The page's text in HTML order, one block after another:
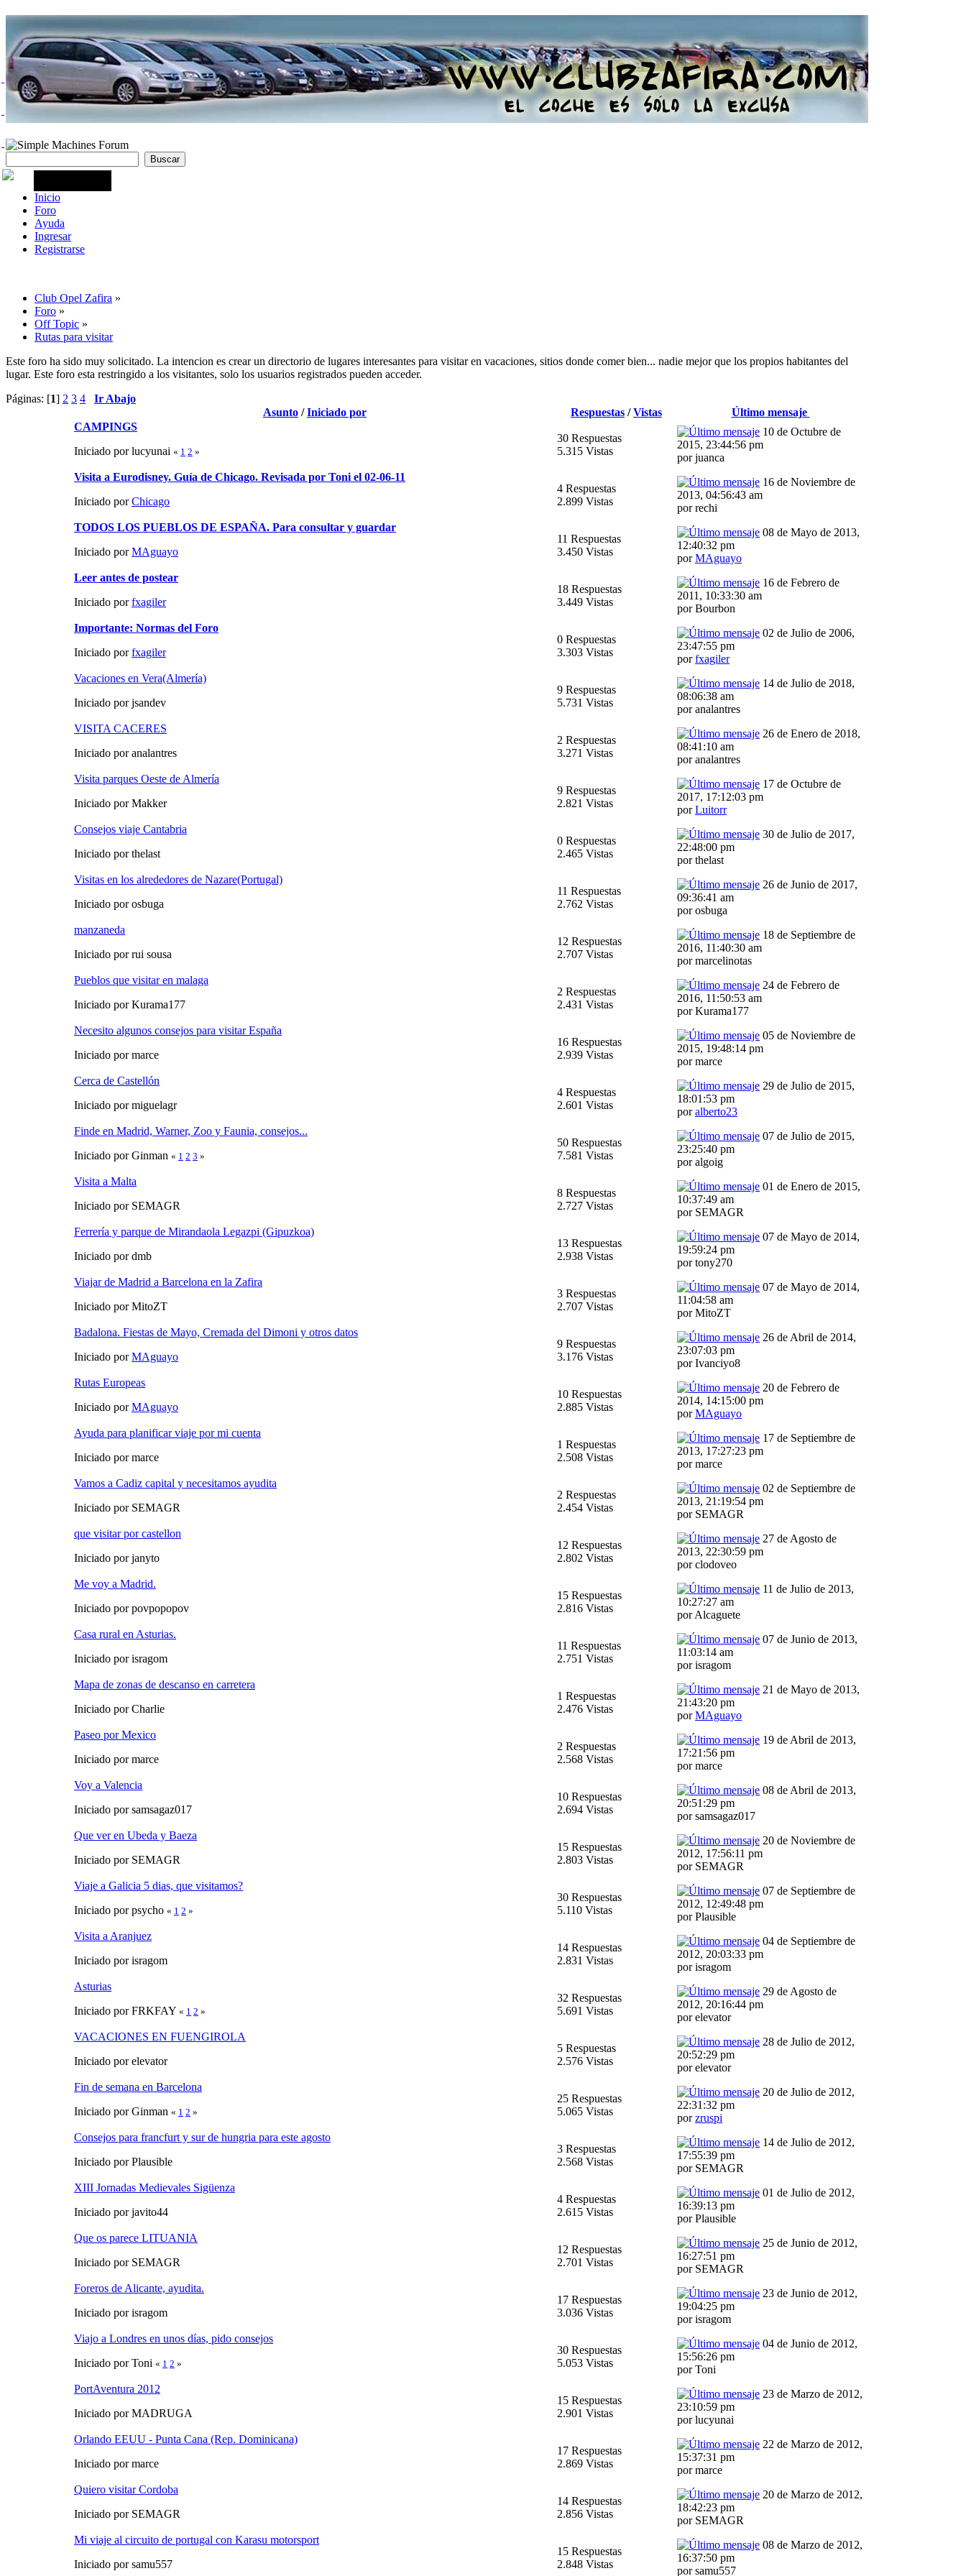
Inicio
Foro
Ayuda
Ingresar
Registrarse
Club Opel Zafira »
Foro »
Off Topic »
Rutas para visitar
Este foro ha sido muy solicitado. La intencion es crear un directorio de lugares interesantes para visitar en vacaciones, sitios donde comer bien... nadie mejor que los propios habitantes del
lugar. Este foro esta restringido a los visitantes, solo los usuarios registrados pueden acceder.
Páginas: [1] 2 3 4
Ir Abajo
Asunto /Iniciado por Respuestas /Vistas
Último mensaje
CAMPINGS
Iniciado por lucyunai « 1 2 »
30 Respuestas
5.315 Vistas
10 de Octubre de
2015, 23:44:56 pm
por juanca
Visita a Eurodisney. Guía de Chicago. Revisada por Toni el 02-06-11
Iniciado porChicago
4 Respuestas
2.899 Vistas
16 de Noviembre de
2013, 04:56:43 am
por rechi
TODOS LOS PUEBLOS DE ESPAÑA. Para consultar y guardar
Iniciado porMAguayo
11 Respuestas
3.450 Vistas
08 de Mayo de 2013,
12:40:32 pm
porMAguayo
Leer antes de postear
Iniciado porfxagiler
18 Respuestas
3.449 Vistas
16 de Febrero de
2011, 10:33:30 am
por Bourbon
Importante: Normas del Foro
Iniciado porfxagiler
0 Respuestas
3.303 Vistas
02 de Julio de 2006,
23:47:55 pm
porfxagiler
Vacaciones en Vera(Almería)
Iniciado por jsandev
9 Respuestas
5.731 Vistas
14 de Julio de 2018,
08:06:38 am
por analantres
VISITA CACERES
Iniciado por analantres
2 Respuestas
3.271 Vistas
26 de Enero de 2018,
08:41:10 am
por analantres
Visita parques Oeste de Almería
Iniciado por Makker
9 Respuestas
2.821 Vistas
17 de Octubre de
2017, 17:12:03 pm
porLuitorr
Consejos viaje Cantabria
Iniciado por thelast
0 Respuestas
2.465 Vistas
30 de Julio de 2017,
22:48:00 pm
por thelast
Visitas en los alrededores de Nazare(Portugal)
Iniciado por osbuga
11 Respuestas
2.762 Vistas
26 de Junio de 2017,
09:36:41 am
por osbuga
manzaneda
Iniciado por rui sousa
12 Respuestas
2.707 Vistas
18 de Septiembre de
2016, 11:40:30 am
por marcelinotas
Pueblos que visitar en malaga
Iniciado por Kurama177
2 Respuestas
2.431 Vistas
24 de Febrero de
2016, 11:50:53 am
por Kurama177
Necesito algunos consejos para visitar España
Iniciado por marce
16 Respuestas
2.939 Vistas
05 de Noviembre de
2015, 19:48:14 pm
por marce
Cerca de Castellón
Iniciado por miguelagr
4 Respuestas
2.601 Vistas
29 de Julio de 2015,
18:01:53 pm
poralberto23
Finde en Madrid, Warner, Zoo y Faunia, consejos...
Iniciado por Ginman « 1 2 3 »
50 Respuestas
7.581 Vistas
07 de Julio de 2015,
23:25:40 pm
por algoig
Visita a Malta
Iniciado por SEMAGR
8 Respuestas
2.727 Vistas
01 de Enero de 2015,
10:37:49 am
por SEMAGR
Ferrería y parque de Mirandaola Legazpi (Gipuzkoa)
Iniciado por dmb
13 Respuestas
2.938 Vistas
07 de Mayo de 2014,
19:59:24 pm
por tony270
Viajar de Madrid a Barcelona en la Zafira
Iniciado por MitoZT
3 Respuestas
2.707 Vistas
07 de Mayo de 2014,
11:04:58 am
por MitoZT
Badalona. Fiestas de Mayo, Cremada del Dimoni y otros datos
Iniciado porMAguayo
9 Respuestas
3.176 Vistas
26 de Abril de 2014,
23:07:03 pm
por Ivanciyo8
Rutas Europeas
Iniciado porMAguayo
10 Respuestas
2.885 Vistas
20 de Febrero de
2014, 14:15:00 pm
porMAguayo
Ayuda para planificar viaje por mi cuenta
Iniciado por marce
1 Respuestas
2.508 Vistas
17 de Septiembre de
2013, 17:27:23 pm
por marce
Vamos a Cadiz capital y necesitamos ayudita
Iniciado por SEMAGR
2 Respuestas
2.454 Vistas
02 de Septiembre de
2013, 21:19:54 pm
por SEMAGR
que visitar por castellon
Iniciado por janyto
12 Respuestas
2.802 Vistas
27 de Agosto de
2013, 22:30:59 pm
por clodoveo
Me voy a Madrid.
Iniciado por povpopopov
15 Respuestas
2.816 Vistas
11 de Julio de 2013,
10:27:27 am
por Alcaguete
Casa rural en Asturias.
Iniciado por isragom
11 Respuestas
2.751 Vistas
07 de Junio de 2013,
11:03:14 am
por isragom
Mapa de zonas de descanso en carretera
Iniciado por Charlie
1 Respuestas
2.476 Vistas
21 de Mayo de 2013,
21:43:20 pm
porMAguayo
Paseo por Mexico
Iniciado por marce
2 Respuestas
2.568 Vistas
19 de Abril de 2013,
17:21:56 pm
por marce
Voy a Valencia
Iniciado por samsagaz017
10 Respuestas
2.694 Vistas
08 de Abril de 2013,
20:51:29 pm
por samsagaz017
Que ver en Ubeda y Baeza
Iniciado por SEMAGR
15 Respuestas
2.803 Vistas
20 de Noviembre de
2012, 17:56:11 pm
por SEMAGR
Viaje a Galicia 5 dias, que visitamos?
Iniciado por psycho « 1 2 »
30 Respuestas
5.110 Vistas
07 de Septiembre de
2012, 12:49:48 pm
por Plausible
Visita a Aranjuez
Iniciado por isragom
14 Respuestas
2.831 Vistas
04 de Septiembre de
2012, 20:03:33 pm
por isragom
Asturias
Iniciado por FRKFAY « 1 2 »
32 Respuestas
5.691 Vistas
29 de Agosto de
2012, 20:16:44 pm
por elevator
VACACIONES EN FUENGIROLA
Iniciado por elevator
5 Respuestas
2.576 Vistas
28 de Julio de 2012,
20:52:29 pm
por elevator
Fin de semana en Barcelona
Iniciado por Ginman « 1 2 »
25 Respuestas
5.065 Vistas
20 de Julio de 2012,
22:31:32 pm
porzruspi
Consejos para francfurt y sur de hungria para este agosto
Iniciado por Plausible
3 Respuestas
2.568 Vistas
14 de Julio de 2012,
17:55:39 pm
por SEMAGR
XIII Jornadas Medievales Sigüenza
Iniciado por javito44
4 Respuestas
2.615 Vistas
01 de Julio de 2012,
16:39:13 pm
por Plausible
Que os parece LITUANIA
Iniciado por SEMAGR
12 Respuestas
2.701 Vistas
25 de Junio de 2012,
16:27:51 pm
por SEMAGR
Foreros de Alicante, ayudita.
Iniciado por isragom
17 Respuestas
3.036 Vistas
23 de Junio de 2012,
19:04:25 pm
por isragom
Viajo a Londres en unos días, pido consejos
Iniciado por Toni « 1 2 »
30 Respuestas
5.053 Vistas
04 de Junio de 2012,
15:56:26 pm
por Toni
PortAventura 2012
Iniciado por MADRUGA
15 Respuestas
2.901 Vistas
23 de Marzo de 2012,
23:10:59 pm
por lucyunai
Orlando EEUU - Punta Cana (Rep. Dominicana)
Iniciado por marce
17 Respuestas
2.869 Vistas
22 de Marzo de 2012,
15:37:31 pm
por marce
Quiero visitar Cordoba
Iniciado por SEMAGR
14 Respuestas
2.856 Vistas
20 de Marzo de 2012,
18:42:23 pm
por SEMAGR
Mi viaje al circuito de portugal con Karasu motorsport
Iniciado por samu557
15 Respuestas
2.848 Vistas
08 de Marzo de 2012,
16:37:50 pm
por samu557